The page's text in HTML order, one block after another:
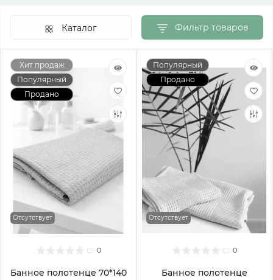
Фильтр товаров
Каталог
Хит продаж
Популярный
Продано
0
Банное полотенце 70*140
Отсутствует
Популярный
Продано
0
Банное полотенце
Отсутствует